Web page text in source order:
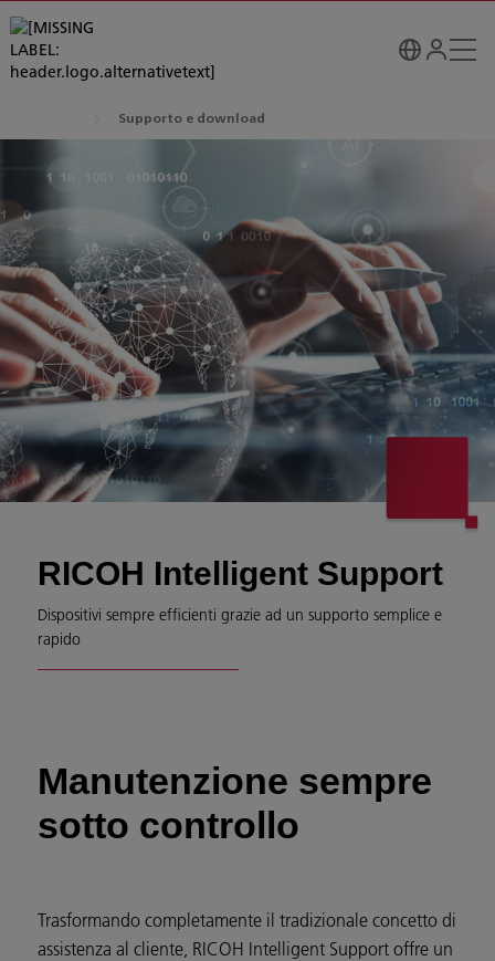
Supporto e download
RICOH Intelligent Support
Dispositivi sempre efficienti grazie ad un supporto semplice e
rapido
Manutenzione sempre
sotto controllo
Trasformando completamente il tradizionale concetto di
assistenza al cliente, RICOH Intelligent Support offre un